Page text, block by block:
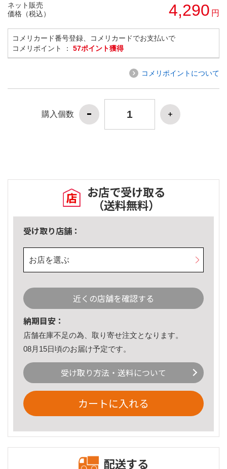
ネット販売
価格（税込）
4,290 円
コメリカード番号登録、コメリカードでお支払いで
コメリポイント ： 57ポイント獲得
コメリポイントについて
購入個数
お店で受け取る
（送料無料）
受け取り店舗：
お店を選ぶ
近くの店舗を確認する
納期目安：
店舗在庫不足の為、取り寄せ注文となります。
08月15日頃のお届け予定です。
受け取り方法・送料について
カートに入れる
配送する